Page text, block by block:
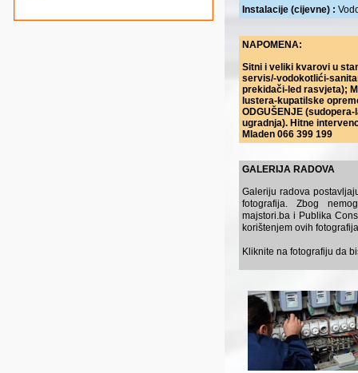
Instalacije (cijevne) :
NAPOMENA:
Sitni i veliki kvarovi u
servis/-vodokotlići-
prekidači-led rasvjeta);
lustera-kupatilske
ODGUŠENJE
ugradnja). Hitne
Mladen 066 399 199
GALERIJA RADOVA
Galeriju radova
fotografija. Zbog
majstori.ba i Publika
korištenjem ovih
Kliknite na fotografiju da